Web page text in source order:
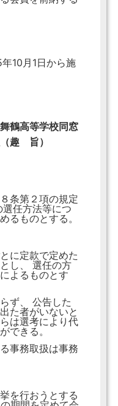
10月1日から施
鶴高等学校同窓
趣 旨）
条第２項の規定
任方法等につ
るものとする。
に定款で定めた
し、 選任の方
よるものとす
ず、 公告した
た者がいないと
は選考により代
できる。
事務取扱は事務
を行おうとする